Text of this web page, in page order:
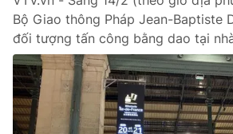
Pháp luật
Y tế
Thế giới
Bộ Giao thông Pháp Jean-Baptiste
đối tượng tấn công bằng dao tại